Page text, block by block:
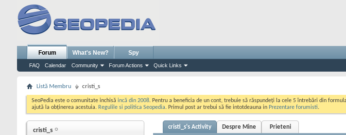
Forum
FAQ Calendar Community Forum Actions Quick Links
What's New? Spy
Listă Membru cristi_s
SeoPedia este o comunitate inchisă incă din 2008. Pentru a beneficia de un cont, trebuie să răspundeți la cele 5 întrebări din
ajută la obținerea acestuia. Regulile si politica Seopedia. Primul post ar trebui să fie intotdeauna in Prezentare forumisti.
cristi_s cristi_s's Activity Despre Mine Prieteni